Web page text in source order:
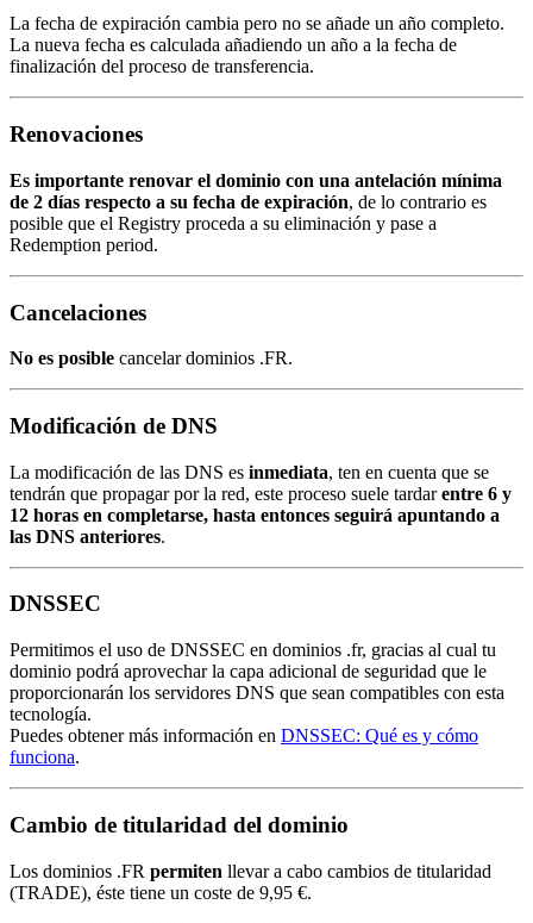
La fecha de expiración cambia pero no se añade un año completo.
La nueva fecha es calculada añadiendo un año a la fecha de
finalización del proceso de transferencia.
Renovaciones
Es importante renovar el dominio con una antelación mínima
de 2 días respecto a su fecha de expiración, de lo contrario es
posible que el Registry proceda a su eliminación y pase a
Redemption period.
Cancelaciones
No es posible cancelar dominios .FR.
Modificación de DNS
La modificación de las DNS es inmediata, ten en cuenta que se
tendrán que propagar por la red, este proceso suele tardarentre 6 y
12 horas en completarse, hasta entonces seguirá apuntando a
las DNS anteriores.
DNSSEC
Permitimos el uso de DNSSEC en dominios .fr, gracias al cual tu
dominio podrá aprovechar la capa adicional de seguridad que le
proporcionarán los servidores DNS que sean compatibles con esta
tecnología.
Puedes obtener más información en DNSSEC: Qué es y cómo
funciona.
Cambio de titularidad del dominio
Los dominios .FR permiten llevar a cabo cambios de titularidad
(TRADE), éste tiene un coste de 9,95 €.